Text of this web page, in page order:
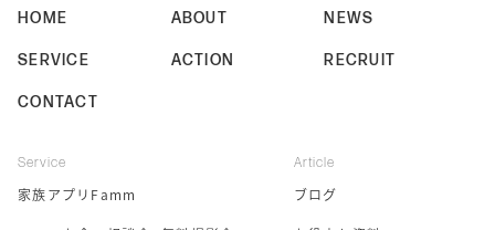
HOME ABOUT NEWS
SERVICE ACTION RECRUIT
CONTACT
Service
家族アプリFamm
Article
ブログ